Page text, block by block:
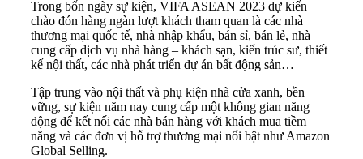
Trong bốn ngày sự kiện, VIFA ASEAN 2023 dự kiến
chào đón hàng ngàn lượt khách tham quan là các nhà
thương mại quốc tế, nhà nhập khẩu, bán sỉ, bán lẻ, nhà
cung cấp dịch vụ nhà hàng – khách sạn, kiến trúc sư, thiết
kế nội thất, các nhà phát triển dự án bất động sản…
Tập trung vào nội thất và phụ kiện nhà cửa xanh, bền
vững, sự kiện năm nay cung cấp một không gian năng
động để kết nối các nhà bán hàng với khách mua tiềm
năng và các đơn vị hỗ trợ thương mại nổi bật như Amazon
Global Selling.